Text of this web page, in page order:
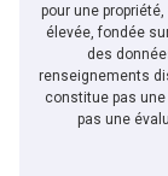
En cliquant sur le
vous nous fournissez
pour une
élevée, fondée
des
renseignements
constitue pas
pas une